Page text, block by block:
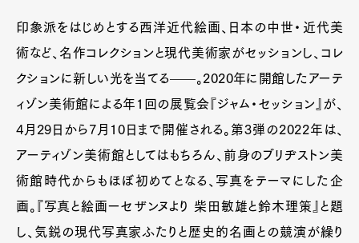
印象派をはじめとする西洋近代絵画、日本の中世・近代美
術など、名作コレクションと現代美術家がセッションし、コレ
クションに新しい光を当てる——。2020年に開館したアーテ
ィゾン美術館による年1回の展覧会『ジャム・セッション』が、
4月29日から7月10日まで開催される。第3弾の2022年は、
アーティゾン美術館としてはもちろん、前身のブリヂストン美
術館時代からもほぼ初めてとなる、写真をテーマにした企
画。『写真と絵画ーセザンヌより 柴田敏雄と鈴木理策』と題
し、気鋭の現代写真家ふたりと歴史的名画との競演が繰り